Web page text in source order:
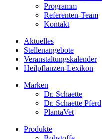
Programm
Referenten-Team
Kontakt
Aktuelles
Stellenangebote
Veranstaltungskalender
Heilpflanzen-Lexikon
Marken
Dr. Schaette
Dr. Schaette Pferd
PlantaVet
Produkte